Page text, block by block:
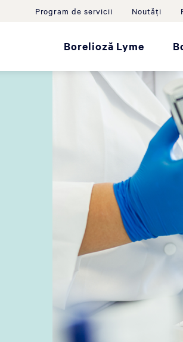
Program de servicii Noutăţi
Borelioză Lyme